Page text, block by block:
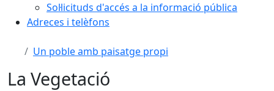
Sol·licituds d'accés a la informació pública
Adreces i telèfons
Un poble amb paisatge propi
La Vegetació